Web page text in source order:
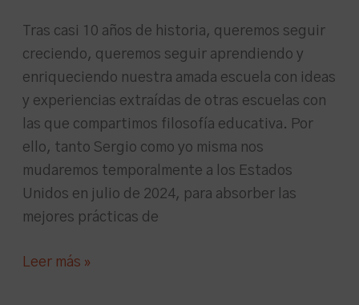
Tras casi 10 años de historia, queremos seguir
creciendo, queremos seguir aprendiendo y
enriqueciendo nuestra amada escuela con ideas
y experiencias extraídas de otras escuelas con
las que compartimos filosofía educativa. Por
ello, tanto Sergio como yo misma nos
mudaremos temporalmente a los Estados
Unidos en julio de 2024, para absorber las
mejores prácticas de
Leer más »